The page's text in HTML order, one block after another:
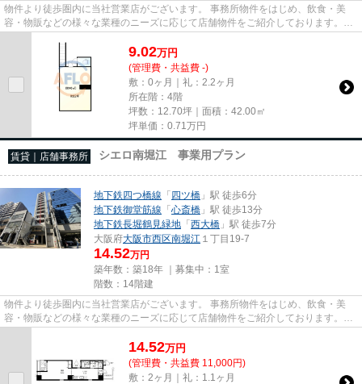
物件より徒歩圏内に当社営業店がございます。 事務所物件をはじめ、飲食・美
容・物販などの様々な業種のニーズに応じて店舗物件をご紹介しております。
尚、弊社ではおとり広告は一切...
9.02万円
(管理費・共益費 -)
敷：0ヶ月｜礼：2.2ヶ月
所在階：4階
坪数：12.70坪｜面積：42.00㎡
坪単価： 0.71 万円
賃貸｜店舗事務所 シエロ南堀江 事業用プラン
地下鉄四つ橋線 「四ツ橋 」駅 徒歩6分
地下鉄御堂筋線 「心斎橋 」駅 徒歩13分
地下鉄長堀鶴見緑地 「西大橋 」駅 徒歩7分
大阪府大阪市西区南堀江 １丁目19-7
14.52万円
築年数：築18年 ｜募集中： 1室
階数：14階建
物件より徒歩圏内に当社営業店がございます。 事務所物件をはじめ、飲食・美
容・物販などの様々な業種のニーズに応じて店舗物件をご紹介しております。
尚、弊社ではおとり広告は一切...
14.52万円
(管理費・共益費 11,000円)
敷：2ヶ月｜礼：1.1ヶ月